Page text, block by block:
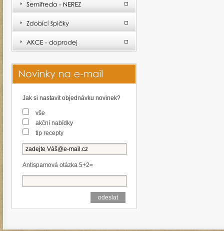
Jak si nastavit objednávku novinek?
vše
akční nabídky
tip recepty
Antispamová otázka 5+2=